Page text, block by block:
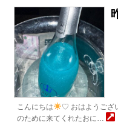
こんにちは ♡ おはようござ
のために来てくれたおに…